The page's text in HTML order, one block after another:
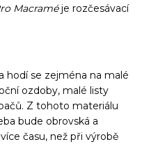
Macraméje rozčesávací
hodí se zejména na malé
ozdoby, malé listy
Z tohoto materiálu
bude obrovská a
času, než při výrobě